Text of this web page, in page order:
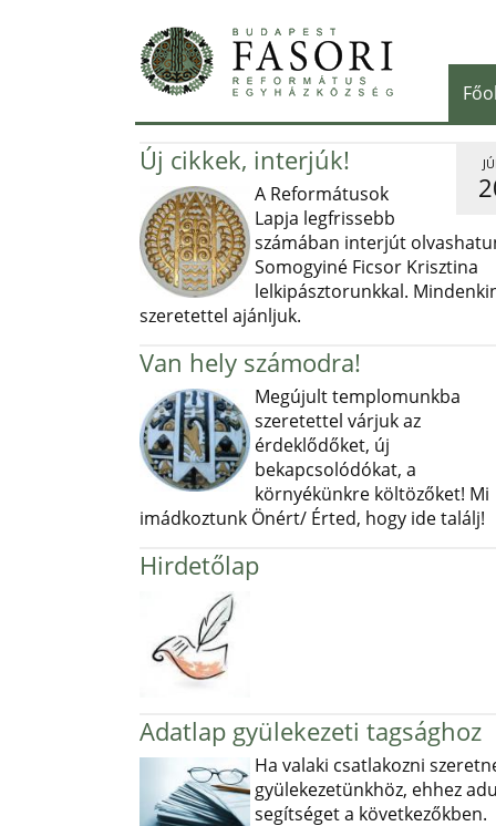
Új cikkek, interjúk!
A Reformátusok
Lapja legfrissebb
számában interjút
Somogyiné Ficsor Krisztina
lelkipásztorunkkal.
szeretettel ajánljuk.
Van hely számodra!
Megújult templomunkba
szeretettel várjuk az
érdeklődőket, új
bekapcsolódókat, a
környékünkre költözőket! Mi
imádkoztunk Önért/ Érted, hogy ide találj!
Hirdetőlap
Adatlap gyülekezeti tagsághoz
Ha valaki csatlakozni
gyülekezetünkhöz, ehhez
segítséget a következőkben.